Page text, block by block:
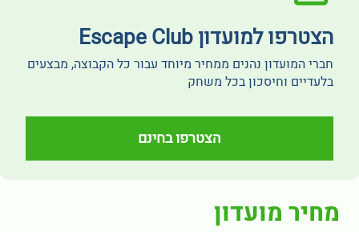
הצטרפו למועדון Escape Club
חברי המועדון נהנים ממחיר מיוחד עבור כל הקבוצה, מבצעים
בלעדיים וחיסכון בכל משחק
הצטרפו בחינם
מחיר מועדון